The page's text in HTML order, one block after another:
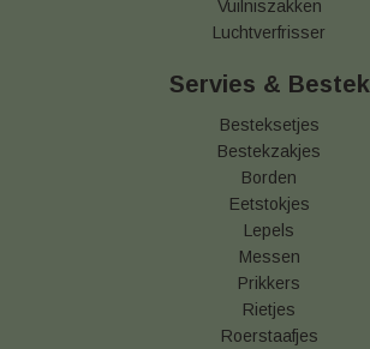
Vuilniszakken
Luchtverfrisser
Servies & Bestek
Besteksetjes
Bestekzakjes
Borden
Eetstokjes
Lepels
Messen
Prikkers
Rietjes
Roerstaafjes